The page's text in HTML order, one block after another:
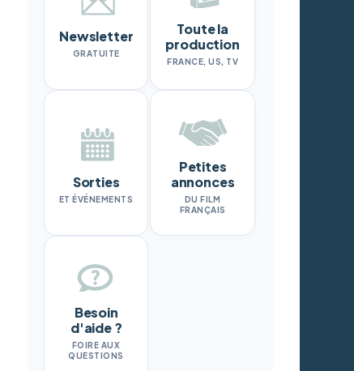
Newsletter
GRATUITE
Toute la
production
FRANCE, US, TV
Sorties
ET ÉVÉNEMENTS
Petites
annonces
DU FILM
FRANÇAIS
Besoin
d'aide ?
FOIRE AUX
QUESTIONS